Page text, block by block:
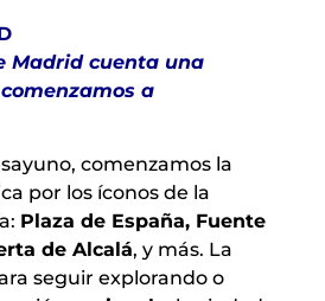
Madrid cuenta una
a
comenzamos la
por los íconos de la
Plaza de España, Fuente
de Alcalá, y más. La
seguir explorando o